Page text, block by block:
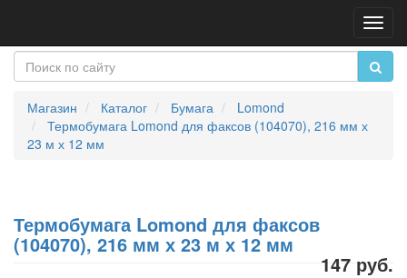
Магазин Каталог Бумага
Lomond
Термобумага Lomond для факсов (104070), 216 мм х
23 м х 12 мм
Термобумага Lomond для факсов
(104070), 216 мм х 23 м х 12 мм
147 руб.